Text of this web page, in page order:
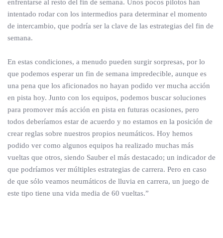
enfrentarse al resto del fin de semana. Unos pocos pilotos han
intentado rodar con los intermedios para determinar el momento
de intercambio, que podría ser la clave de las estrategias del fin de
semana.
En estas condiciones, a menudo pueden surgir sorpresas, por lo
que podemos esperar un fin de semana impredecible, aunque es
una pena que los aficionados no hayan podido ver mucha acción
en pista hoy. Junto con los equipos, podemos buscar soluciones
para promover más acción en pista en futuras ocasiones, pero
todos deberíamos estar de acuerdo y no estamos en la posición de
crear reglas sobre nuestros propios neumáticos. Hoy hemos
podido ver como algunos equipos ha realizado muchas más
vueltas que otros, siendo Sauber el más destacado; un indicador de
que podríamos ver múltiples estrategias de carrera. Pero en caso
de que sólo veamos neumáticos de lluvia en carrera, un juego de
este tipo tiene una vida media de 60 vueltas.”